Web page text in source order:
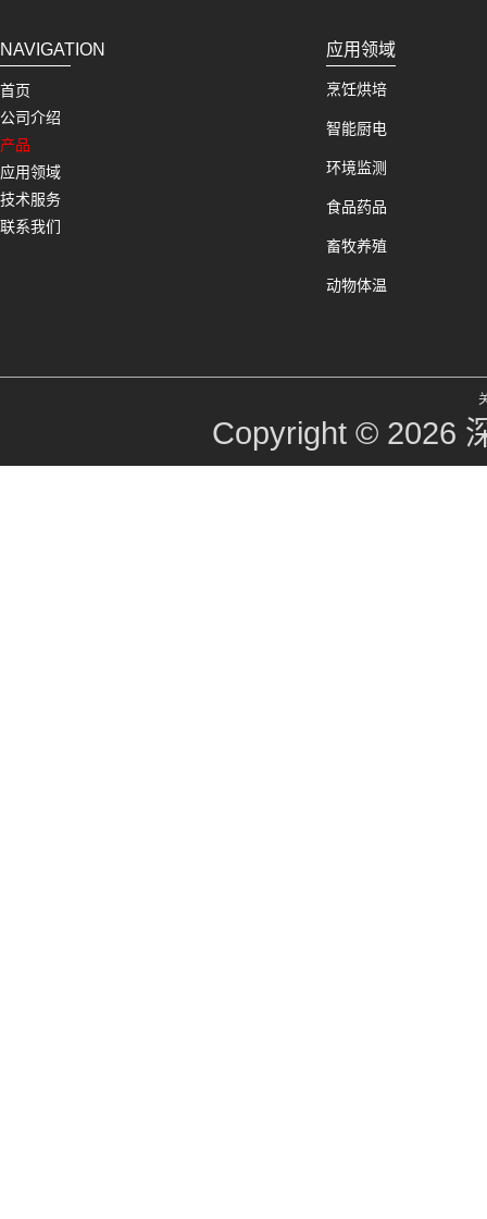
NAVIGATION
首页
公司介绍
产品
应用领域
技术服务
联系我们
应用领域
烹饪烘培
智能厨电
环境监测
食品药品
畜牧养殖
动物体温
Copyright © 2026